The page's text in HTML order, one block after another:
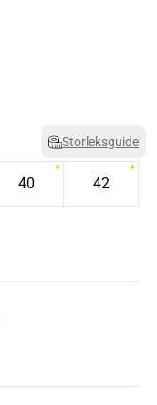
Storleksguide
40 42